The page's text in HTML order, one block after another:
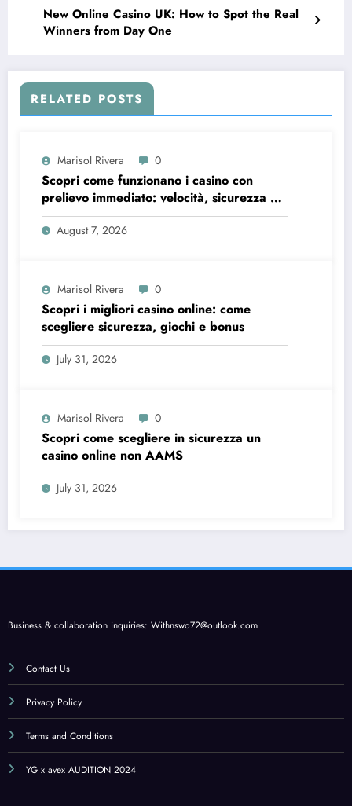
New Online Casino UK: How to Spot the Real
Winners from Day One
RELATED POSTS
Marisol Rivera 0
Scopri come funzionano i casino con
prelievo immediato: velocità, sicurezza e
consigli pratici
August 7, 2026
Marisol Rivera 0
Scopri i migliori casino online: come
scegliere sicurezza, giochi e bonus
July 31, 2026
Marisol Rivera 0
Scopri come scegliere in sicurezza un
casino online non AAMS
July 31, 2026
Business & collaboration inquiries: Withnswo72@outlook.com
Contact Us
Privacy Policy
Terms and Conditions
YG x avex AUDITION 2024